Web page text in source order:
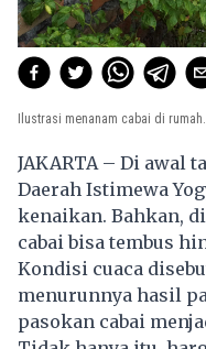
Ilustrasi menanam cabai di rumah.
JAKARTA – Di awal
Daerah Istimewa
kenaikan. Bahkan,
cabai bisa tembus
Kondisi cuaca
menurunnya hasil
pasokan cabai